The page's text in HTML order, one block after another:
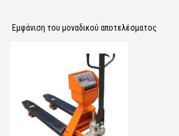
Εμφάνιση του μοναδικού αποτελέσματος